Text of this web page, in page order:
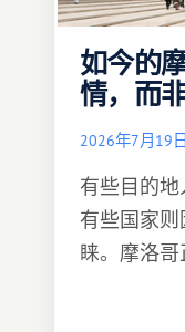
如今的
情，而
2026年7月19日
有些目的
有些国家
睐。摩洛哥